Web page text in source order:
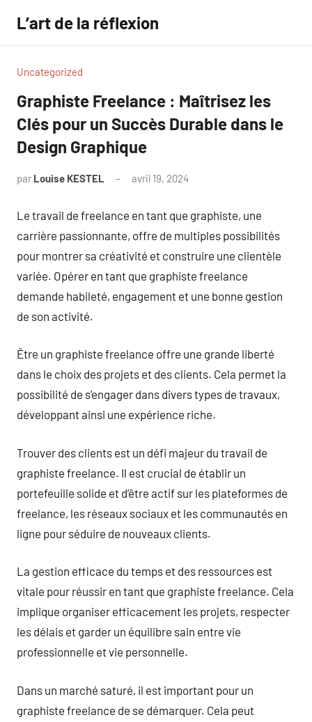
contenu
L’art de la réflexion
Uncategorized
Graphiste Freelance : Maîtrisez les
Clés pour un Succès Durable dans le
Design Graphique
par Louise KESTEL avril 19, 2024
Le travail de freelance en tant que graphiste, une
carrière passionnante, offre de multiples possibilités
pour montrer sa créativité et construire une clientèle
variée. Opérer en tant que graphiste freelance
demande habileté, engagement et une bonne gestion
de son activité.
Être un graphiste freelance offre une grande liberté
dans le choix des projets et des clients. Cela permet la
possibilité de s’engager dans divers types de travaux,
développant ainsi une expérience riche.
Trouver des clients est un défi majeur du travail de
graphiste freelance. Il est crucial de établir un
portefeuille solide et d’être actif sur les plateformes de
freelance, les réseaux sociaux et les communautés en
ligne pour séduire de nouveaux clients.
La gestion efficace du temps et des ressources est
vitale pour réussir en tant que graphiste freelance. Cela
implique organiser efficacement les projets, respecter
les délais et garder un équilibre sain entre vie
professionnelle et vie personnelle.
Dans un marché saturé, il est important pour un
graphiste freelance de se démarquer. Cela peut